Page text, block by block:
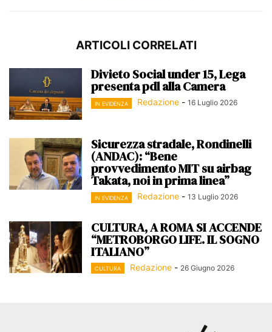
ARTICOLI CORRELATI
Divieto Social under 15, Lega
presenta pdl alla Camera
IN EVIDENZA Redazione - 16 Luglio 2026
Sicurezza stradale, Rondinelli
(ANDAC): “Bene
provvedimento MIT su airbag
Takata, noi in prima linea”
IN EVIDENZA Redazione - 13 Luglio 2026
CULTURA, A ROMA SI ACCENDE
“METROBORGO LIFE. IL SOGNO
ITALIANO”
CULTURA Redazione - 26 Giugno 2026